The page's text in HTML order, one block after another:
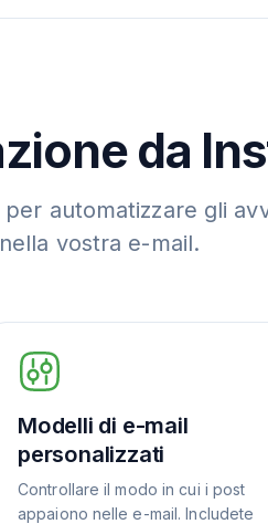
da
automatizzare gli
vostra e-mail.
Modelli di e-mail
personalizzati
Controllare il modo in cui i post
appaiono nelle e-mail. Includete